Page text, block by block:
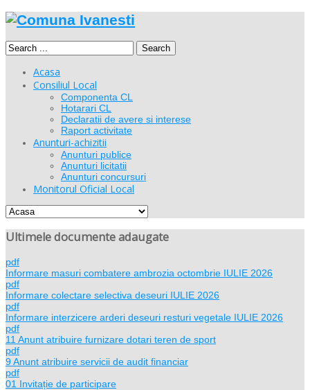
Search
Acasa
Consiliul Local
Componenta CL
Hotarari CL
Declaratii de avere si interese
Raport activitate
Anunturi-achizitii
Anunturi publice
Anunturi licitatii
Anunturi concursuri
Monitorul Oficial Local
Ultimele documente adaugate
pdf
Informare masuri combatere ambrozia octombrie IULIE 2026
pdf
Informare colectare selectiva deseuri IULIE 2026
pdf
Informare interzicere arderi deseuri resturi vegetale IULIE 2026
pdf
11 Anunt atribuire furnizare dotari teren de sport
pdf
9 Anunt atribuire servicii de audit financiar
pdf
01 Invitație de participare